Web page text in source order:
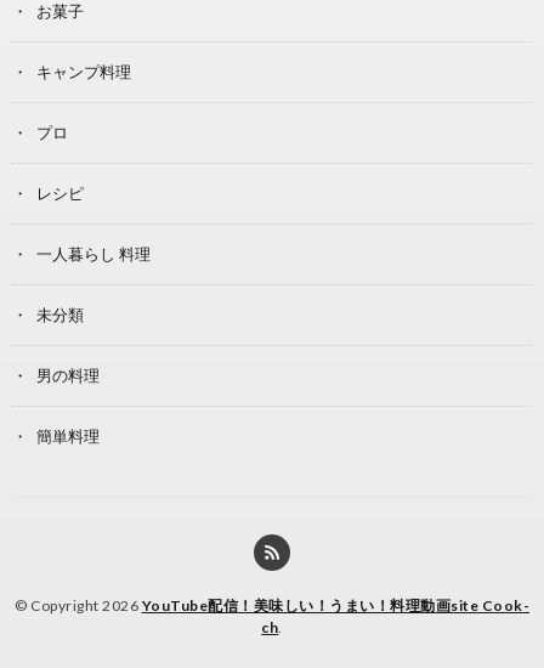
お菓子
キャンプ料理
プロ
レシピ
一人暮らし 料理
未分類
男の料理
簡単料理
© Copyright 2026 YouTube配信！美味しい！うまい！料理動画site Cook-
ch